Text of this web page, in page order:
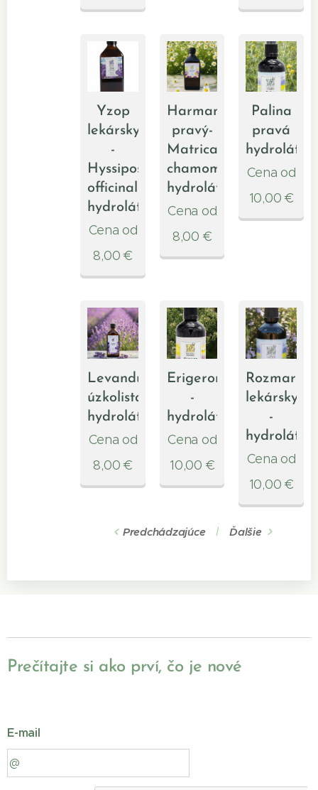
Yzop
lekársky
-
Hyssipos
officinalis
hydrolát
Cena od
8,00 €
Harmanček
pravý-
Matricaria
chamomilla
hydrolát
Cena od
8,00 €
Palina
pravá
hydrolát
Cena od
10,00 €
Levanduľa
úzkolistá
hydrolát
Cena od
8,00 €
Erigeron
-
hydrolát
Cena od
10,00 €
Rozmarín
lekársky
-
hydrolát
Cena od
10,00 €
Predchádzajúce Ďalšie
Prečítajte si ako prví, čo je nové
E-mail